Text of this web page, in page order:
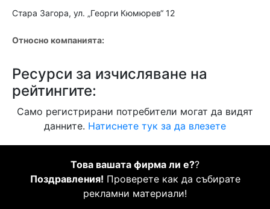
Стара Загора, ул. „Георги Кюмюрев“ 12
Относно компанията:
Ресурси за изчисляване на
рейтингите:
Само регистрирани потребители могат да видят
данните. Натиснете тук за да влезете
Това вашата фирма ли е??
Поздравления! Проверете как да събирате
рекламни материали!